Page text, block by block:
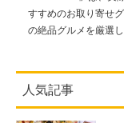
すすめのお取り寄せ
の絶品グルメを厳選し
人気記事